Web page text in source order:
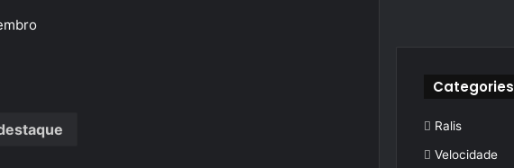
Categories
Ralis
Velocidade